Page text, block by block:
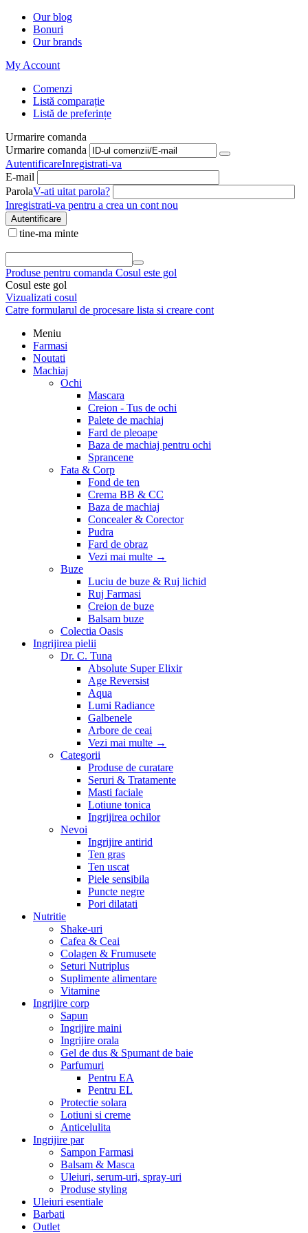
Our blog
Bonuri
Our brands
My Account
Comenzi
Listă comparație
Listă de preferințe
Urmarire comanda
Urmarire comanda
AutentificareInregistrati-va
E-mail
ParolaV-ati uitat parola?
Inregistrati-va pentru a crea un cont nou
Autentificare
tine-ma minte
Produse pentru comanda Cosul este gol
Cosul este gol
Vizualizati cosul
Catre formularul de procesare lista si creare cont
Meniu
Farmasi
Noutati
Machiaj
Ochi
Mascara
Creion - Tus de ochi
Palete de machiaj
Fard de pleoape
Baza de machiaj pentru ochi
Sprancene
Fata & Corp
Fond de ten
Crema BB & CC
Baza de machiaj
Concealer & Corector
Pudra
Fard de obraz
Vezi mai multe →
Buze
Luciu de buze & Ruj lichid
Ruj Farmasi
Creion de buze
Balsam buze
Colectia Oasis
Ingrijirea pielii
Dr. C. Tuna
Absolute Super Elixir
Age Reversist
Aqua
Lumi Radiance
Galbenele
Arbore de ceai
Vezi mai multe →
Categorii
Produse de curatare
Seruri & Tratamente
Masti faciale
Lotiune tonica
Ingrijirea ochilor
Nevoi
Ingrijire antirid
Ten gras
Ten uscat
Piele sensibila
Puncte negre
Pori dilatati
Nutritie
Shake-uri
Cafea & Ceai
Colagen & Frumusete
Seturi Nutriplus
Suplimente alimentare
Vitamine
Ingrijire corp
Sapun
Ingrijire maini
Ingrijire orala
Gel de dus & Spumant de baie
Parfumuri
Pentru EA
Pentru EL
Protectie solara
Lotiuni si creme
Anticelulita
Ingrijire par
Sampon Farmasi
Balsam & Masca
Uleiuri, serum-uri, spray-uri
Produse styling
Uleiuri esentiale
Barbati
Outlet